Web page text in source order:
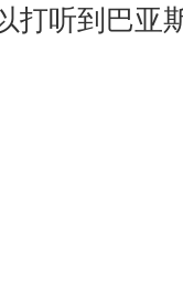
打听到巴亚